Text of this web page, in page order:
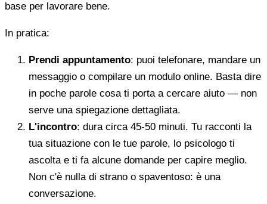
base per lavorare bene.
In pratica:
Prendi appuntamento: puoi telefonare, mandare un
messaggio o compilare un modulo online. Basta dire
in poche parole cosa ti porta a cercare aiuto — non
serve una spiegazione dettagliata.
L'incontro: dura circa 45-50 minuti. Tu racconti la
tua situazione con le tue parole, lo psicologo ti
ascolta e ti fa alcune domande per capire meglio.
Non c'è nulla di strano o spaventoso: è una
conversazione.